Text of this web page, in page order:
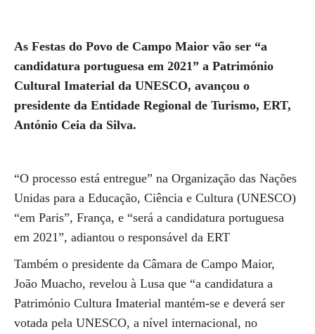
As Festas do Povo de Campo Maior vão ser “a
candidatura portuguesa em 2021” a Património
Cultural Imaterial da UNESCO, avançou o
presidente da Entidade Regional de Turismo, ERT,
António Ceia da Silva.
“O processo está entregue” na Organização das Nações
Unidas para a Educação, Ciência e Cultura (UNESCO)
“em Paris”, França, e “será a candidatura portuguesa
em 2021”, adiantou o responsável da ERT
Também o presidente da Câmara de Campo Maior,
João Muacho, revelou à Lusa que “a candidatura a
Património Cultura Imaterial mantém-se e deverá ser
votada pela UNESCO, a nível internacional, no